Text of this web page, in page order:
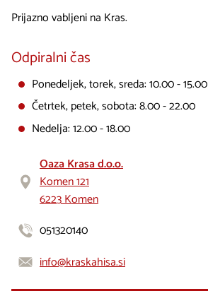
Prijazno vabljeni na Kras.
Odpiralni čas
Ponedeljek, torek, sreda: 10.00 - 15.00
Četrtek, petek, sobota: 8.00 - 22.00
Nedelja: 12.00 - 18.00
Oaza Krasa d.o.o.
Komen 121
6223 Komen
051320140
info@kraskahisa.si